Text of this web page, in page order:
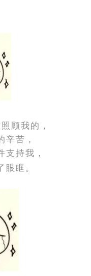
顾我的，
辛苦，
支持我，
眼眶。